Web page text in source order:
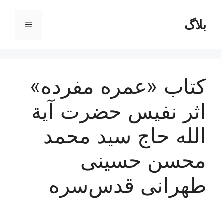
محتوابلاگ فهرست
کتاب «عمره مفرده»
اثر نفیس حضرت آیة
الله حاج سید محمد
محسن حسینی
طهرانی قدس‌سره